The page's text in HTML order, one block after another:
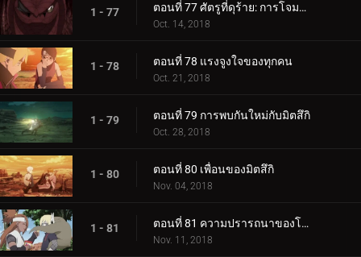
1 - 77 ตอนที่ 77 ศัตรูที่ดุร้าย: การโจมตีอันดุร้ายของการาก้า!
Oct. 14, 2018
1 - 78 ตอนที่ 78 แรงจูงใจของทุกคน
Oct. 21, 2018
1 - 79 ตอนที่ 79 การพบกันใหม่กับมิตสึกิ
Oct. 28, 2018
1 - 80 ตอนที่ 80 เพื่อนของมิตสึกิ
Nov. 04, 2018
1 - 81 ตอนที่ 81 ความปรารถนาของโบรูโตะ
Nov. 11, 2018